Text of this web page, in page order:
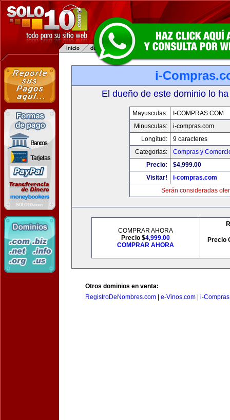
i-
El dueño de este dominio lo
Mayusculas:
I-COMPRAS.COM
Minusculas:
i-compras.com
Longitud:
9 caracteres
Categorias:
Compras y
Precio:
$4,999.00
Visitar!
i-compras.com
Serán consideradas
COMPRAR AHORA
Precio $4,999.00
COMPRAR AHORA
Precio
Otros dominios en venta:
RegistroDeNombres.com
e-Vinos.com i-